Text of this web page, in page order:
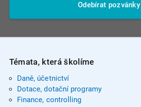
Odebírat pozvánky
Témata, která školíme
Daně, účetnictví
Dotace, dotační programy
Finance, controlling